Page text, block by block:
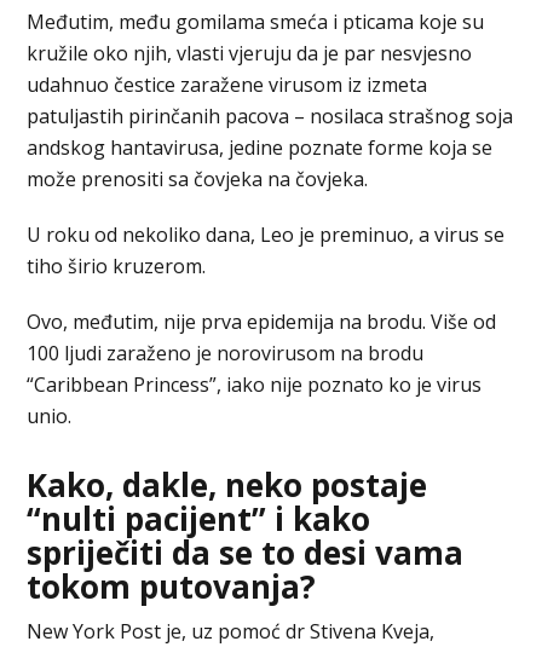
Međutim, među gomilama smeća i pticama koje su
kružile oko njih, vlasti vjeruju da je par nesvjesno
udahnuo čestice zaražene virusom iz izmeta
patuljastih pirinčanih pacova – nosilaca strašnog soja
andskog hantavirusa, jedine poznate forme koja se
može prenositi sa čovjeka na čovjeka.
U roku od nekoliko dana, Leo je preminuo, a virus se
tiho širio kruzerom.
Ovo, međutim, nije prva epidemija na brodu. Više od
100 ljudi zaraženo je norovirusom na brodu
“Caribbean Princess”, iako nije poznato ko je virus
unio.
Kako, dakle, neko postaje
“nulti pacijent” i kako
spriječiti da se to desi vama
tokom putovanja?
New York Post je, uz pomoć dr Stivena Kveja,